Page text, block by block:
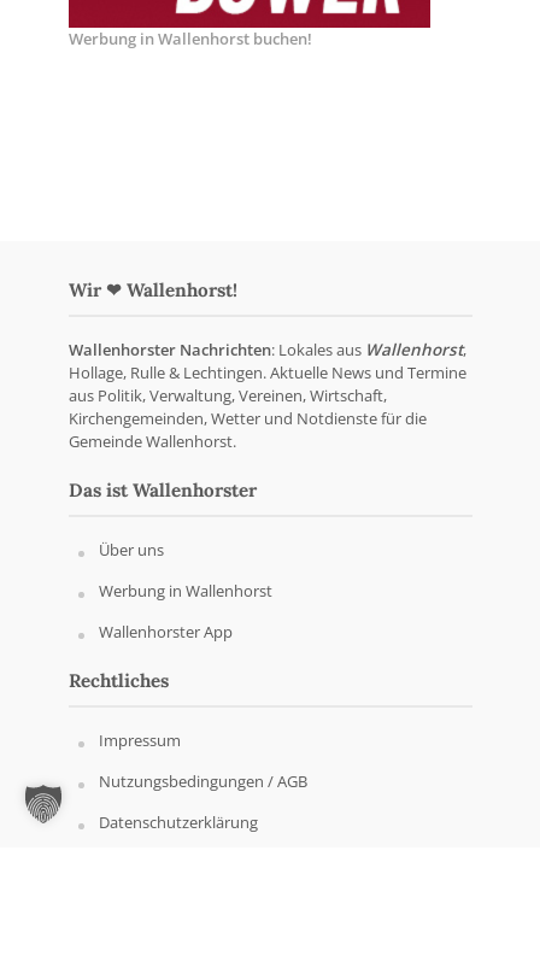
Werbung in Wallenhorst buchen!
Wir ❤ Wallenhorst!
Wallenhorster Nachrichten: Lokales aus Wallenhorst,
Hollage, Rulle & Lechtingen. Aktuelle News und Termine
aus Politik, Verwaltung, Vereinen, Wirtschaft,
Kirchengemeinden, Wetter und Notdienste für die
Gemeinde Wallenhorst.
Das ist Wallenhorster
Über uns
Werbung in Wallenhorst
Wallenhorster App
Rechtliches
Impressum
Nutzungsbedingungen / AGB
Datenschutzerklärung